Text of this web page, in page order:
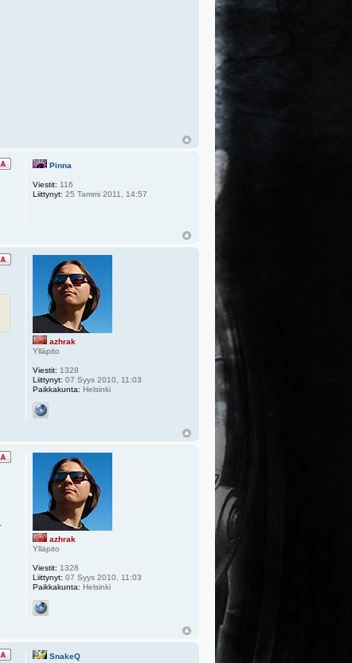
Pinna
Viestit: 116
Liittynyt: 25 Tammi 2011, 14:57
azhrak
Ylläpito
Viestit: 1328
Liittynyt: 07 Syys 2010, 11:03
Paikkakunta: Helsinki
azhrak
Ylläpito
Viestit: 1328
Liittynyt: 07 Syys 2010, 11:03
Paikkakunta: Helsinki
SnakeQ